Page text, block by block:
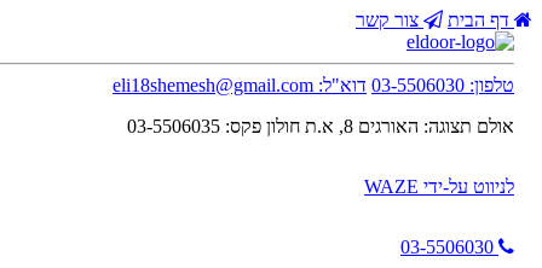
דף הבית צור קשר
טלפון: 03-5506030 דוא"ל: eli18shemesh@gmail.com
אולם תצוגה: האורגים 8, א.ת חולון פקס: 03-5506035
לניווט על-ידי WAZE